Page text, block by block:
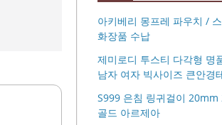
아키베리 몽프레 파우치 /
화장품 수납
제미로디 투스티 다각형 명
남자 여자 빅사이즈 큰안경
S999 은침 링귀걸이
골드 아르제아